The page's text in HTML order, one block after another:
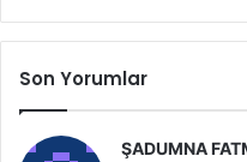
Son Yorumlar
ŞADUMNA